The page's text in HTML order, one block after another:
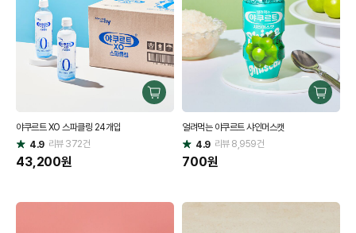
구
야쿠르트 XO 스파클링 24개입
별
점
4.9 리뷰372건
43,200원
구
매
얼려먹는 야쿠르트 샤인머스캣
별
점
4.9 리뷰8,959건
700원